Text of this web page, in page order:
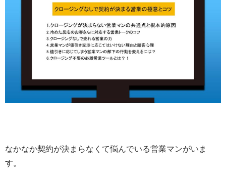
なかなか契約が決まらなくて悩んでいる営業マンがいま
す。